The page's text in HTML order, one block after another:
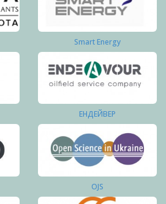
Smart Energy
ЕНДЕЙВЕР
OJS